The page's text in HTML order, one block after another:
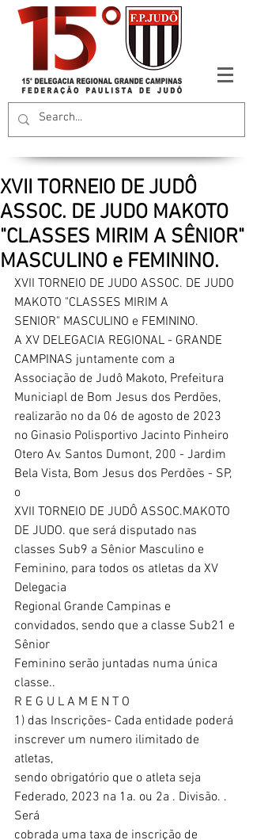
XVII TORNEIO DE JUDÔ
ASSOC. DE JUDO MAKOTO
"CLASSES MIRIM A SÊNIOR"
MASCULINO e FEMININO.
XVII TORNEIO DE JUDO ASSOC. DE JUDO
MAKOTO "CLASSES MIRIM A
SENIOR" MASCULINO e FEMININO.
A XV DELEGACIA REGIONAL - GRANDE
CAMPINAS juntamente com a
Associação de Judô Makoto, Prefeitura
Municiapl de Bom Jesus dos Perdões,
realizarão no da 06 de agosto de 2023
no Ginasio Polisportivo Jacinto Pinheiro
Otero Av. Santos Dumont, 200 - Jardim
Bela Vista, Bom Jesus dos Perdões - SP,
o
XVII TORNEIO DE JUDÔ ASSOC.MAKOTO
DE JUDO. que será disputado nas
classes Sub9 a Sênior Masculino e
Feminino, para todos os atletas da XV
Delegacia
Regional Grande Campinas e
convidados, sendo que a classe Sub21 e
Sênior
Feminino serão juntadas numa única
classe..
R E G U L A M E N T O
1) das Inscrições- Cada entidade poderá
inscrever um numero ilimitado de
atletas,
sendo obrigatório que o atleta seja
Federado, 2023 na 1a. ou 2a . Divisão. .
Será
cobrada uma taxa de inscrição de